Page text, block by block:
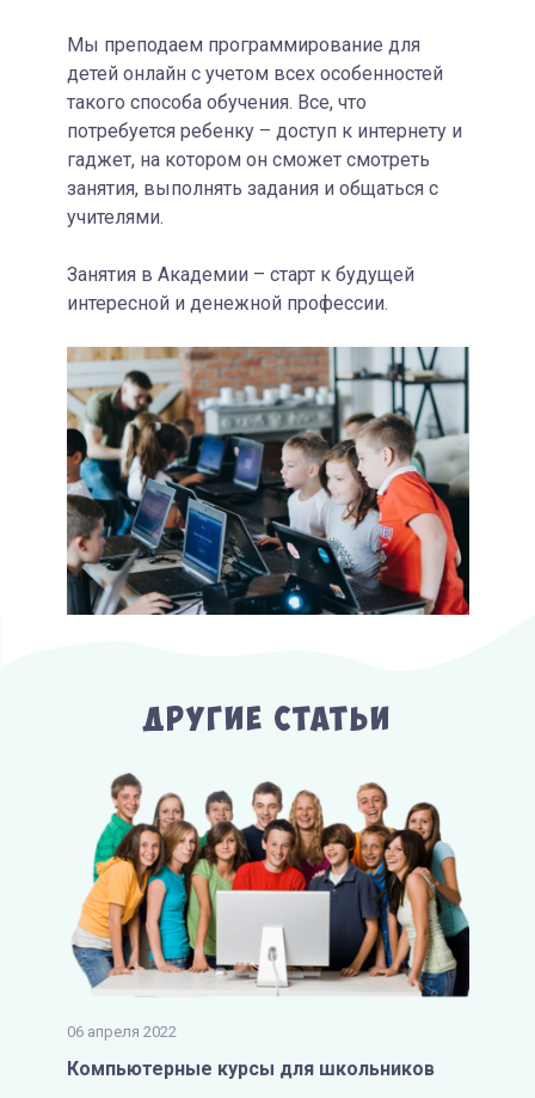
Мы преподаем программирование для
детей онлайн с учетом всех особенностей
такого способа обучения. Все, что
потребуется ребенку – доступ к интернету и
гаджет, на котором он сможет смотреть
занятия, выполнять задания и общаться с
учителями.
Занятия в Академии – старт к будущей
интересной и денежной профессии.
Другие Статьи
06 апреля 2022
Компьютерные курсы для школьников